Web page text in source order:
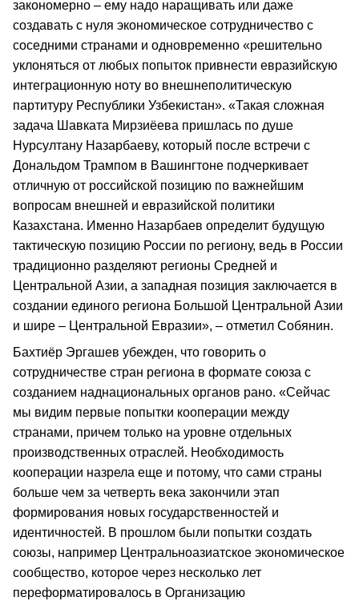
закономерно – ему надо наращивать или даже
создавать с нуля экономическое сотрудничество с
соседними странами и одновременно «решительно
уклоняться от любых попыток привнести евразийскую
интеграционную ноту во внешнеполитическую
партитуру Республики Узбекистан». «Такая сложная
задача Шавката Мирзиёева пришлась по душе
Нурсултану Назарбаеву, который после встречи с
Дональдом Трампом в Вашингтоне подчеркивает
отличную от российской позицию по важнейшим
вопросам внешней и евразийской политики
Казахстана. Именно Назарбаев определит будущую
тактическую позицию России по региону, ведь в России
традиционно разделяют регионы Средней и
Центральной Азии, а западная позиция заключается в
создании единого региона Большой Центральной Азии
и шире – Центральной Евразии», – отметил Собянин.
Бахтиёр Эргашев убежден, что говорить о
сотрудничестве стран региона в формате союза с
созданием наднациональных органов рано. «Сейчас
мы видим первые попытки кооперации между
странами, причем только на уровне отдельных
производственных отраслей. Необходимость
кооперации назрела еще и потому, что сами страны
больше чем за четверть века закончили этап
формирования новых государственностей и
идентичностей. В прошлом были попытки создать
союзы, например Центральноазиатское экономическое
сообщество, которое через несколько лет
переформатировалось в Организацию